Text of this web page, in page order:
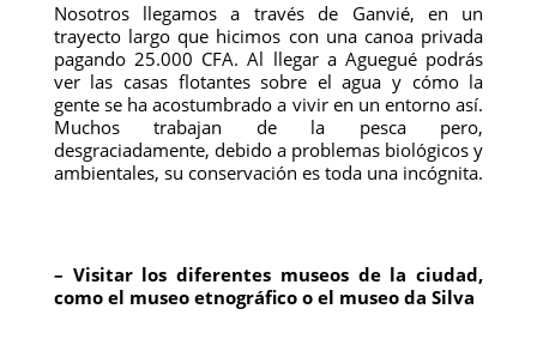
Nosotros llegamos a través de Ganvié, en un
trayecto largo que hicimos con una canoa privada
pagando 25.000 CFA. Al llegar a Aguegué podrás
ver las casas flotantes sobre el agua y cómo la
gente se ha acostumbrado a vivir en un entorno así.
Muchos trabajan de la pesca pero,
desgraciadamente, debido a problemas biológicos y
ambientales, su conservación es toda una incógnita.
– Visitar los diferentes museos de la ciudad,
como el museo etnográfico o el museo da Silva